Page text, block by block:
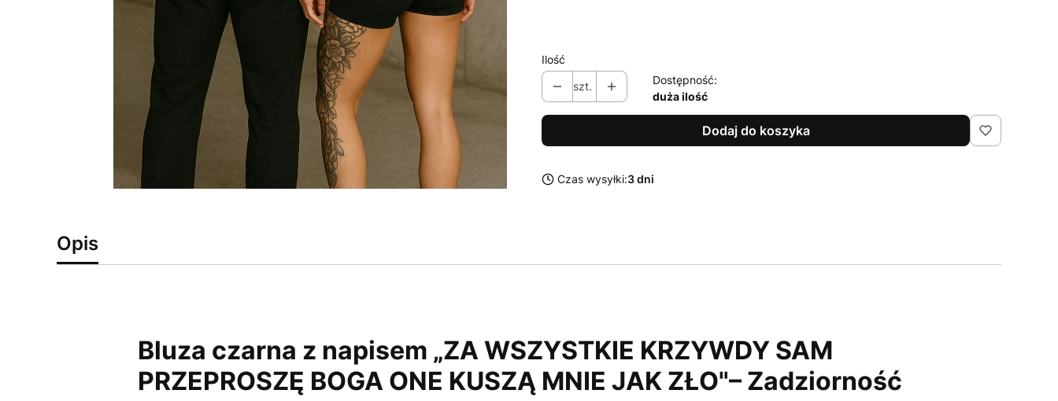
Ilość
szt.
Dostępność:
duża ilość
Dodaj do koszyka
Czas wysyłki:3 dni
Opis
Bluza czarna z napisem „ZA WSZYSTKIE KRZYWDY SAM
PRZEPROSZĘ BOGA ONE KUSZĄ MNIE JAK ZŁO"– Zadziorność